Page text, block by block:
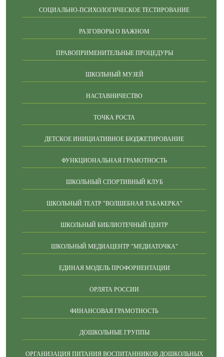
СОЦИАЛЬНО-ПСИХОЛОГИЧЕСКОЕ ТЕСТИРОВАНИЕ
РАЗГОВОРЫ О ВАЖНОМ
ПРАВОПРИМЕНИТЕЛЬНЫЕ ПРОЦЕДУРЫ
ШКОЛЬНЫЙ МУЗЕЙ
НАСТАВНИЧЕСТВО
ТОЧКА РОСТА
ДЕТСКОЕ ИНИЦИАТИВНОЕ БЮДЖЕТИРОВАНИЕ
ФУНКЦИОНАЛЬНАЯ ГРАМОТНОСТЬ
ШКОЛЬНЫЙ СПОРТИВНЫЙ КЛУБ
ШКОЛЬНЫЙ ТЕАТР "ВОЛШЕБНАЯ ТАБАКЕРКА"
ШКОЛЬНЫЙ БИБЛИОТЕЧНЫЙ ЦЕНТР
ШКОЛЬНЫЙ МЕДИАЦЕНТР "МЕДИАТОЧКА"
ЕДИНАЯ МОДЕЛЬ ПРОФОРИЕНТАЦИИ
ОРЛЯТА РОССИИ
ФИНАНСОВАЯ ГРАМОТНОСТЬ
ДОШКОЛЬНЫЕ ГРУППЫ
ОРГАНИЗАЦИЯ ПИТАНИЯ ВОСПИТАННИКОВ ДОШКОЛЬНЫХ